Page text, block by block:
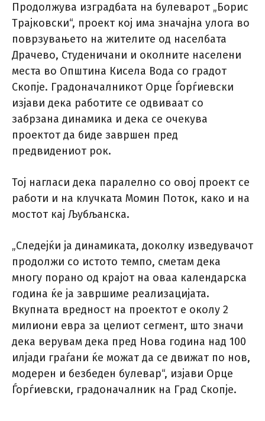
Продолжува изградбата на булеварот „Борис
Трајковски“, проект кој има значајна улога во
поврзувањето на жителите од населбата
Драчево, Студеничани и околните населени
места во Општина Кисела Вода со градот
Скопје. Градоначалникот Орце Ѓорѓиевски
изјави дека работите се одвиваат со
забрзана динамика и дека се очекува
проектот да биде завршен пред
предвидениот рок.
Тој нагласи дека паралелно со овој проект се
работи и на клучката Момин Поток, како и на
мостот кај Љубљанска.
„Следејќи ја динамиката, доколку изведувачот
продолжи со истото темпо, сметам дека
многу порано од крајот на оваа календарска
година ќе ја завршиме реализацијата.
Вкупната вредност на проектот е околу 2
милиони евра за целиот сегмент, што значи
дека верувам дека пред Нова година над 100
илјади граѓани ќе можат да се движат по нов,
модерен и безбеден булевар“, изјави Орце
Ѓорѓиевски, градоначалник на Град Скопје.